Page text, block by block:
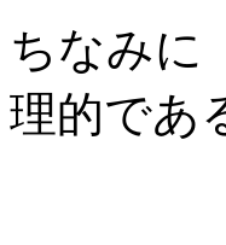
ちなみに
理的であ